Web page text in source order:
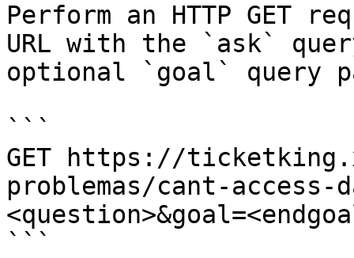
Perform an HTTP GET
URL with the `ask`
optional `goal` query
```
GET https://
problemas/cant-access-
```